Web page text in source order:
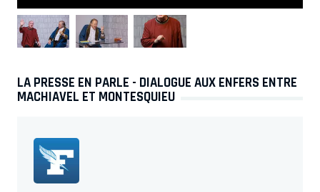
LA PRESSE EN PARLE - DIALOGUE AUX ENFERS ENTRE
MACHIAVEL ET MONTESQUIEU